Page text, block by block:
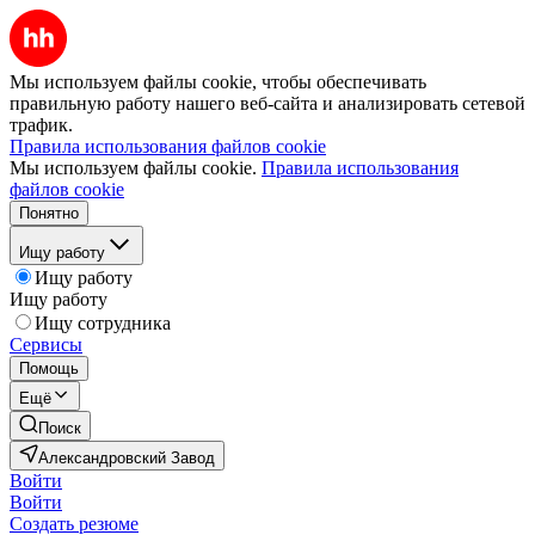
Мы используем файлы cookie, чтобы обеспечивать
правильную работу нашего веб-сайта и анализировать сетевой
трафик.
Правила использования файлов cookie
Мы используем файлы cookie. Правила использования
файлов cookie
Понятно
Ищу работу
Ищу работу
Ищу работу
Ищу сотрудника
Сервисы
Помощь
Ещё
Поиск
Александровский Завод
Войти
Войти
Создать резюме